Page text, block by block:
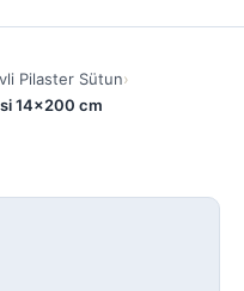
Pilaster Sütun›
14×200 cm